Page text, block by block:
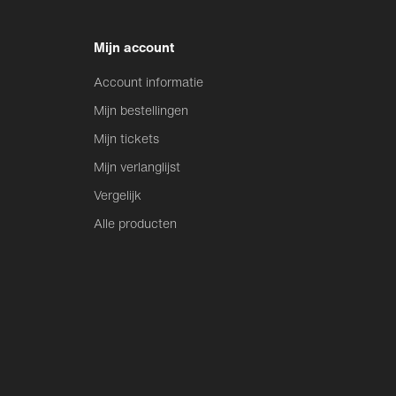
Mijn account
Account informatie
Mijn bestellingen
Mijn tickets
Mijn verlanglijst
Vergelijk
Alle producten